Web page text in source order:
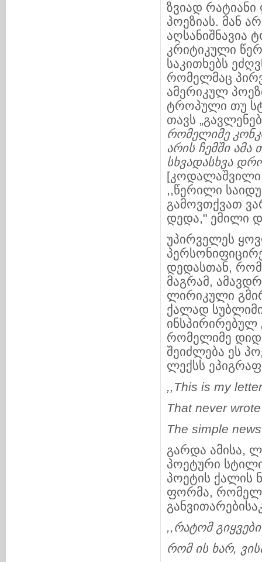
ზვიად
პოეზიას. მან
აღსანიშნავია
კრიტიკული
საკითხებს
რომელმაც
ამერიკულ
ტროპული თუ
თავს
რომელიმე
არის ჩემში ამა
სხვადასხვა
[კოდალაშვილი.
,,წერილი
გამოვთქვათ
დედა," ემილი
უპირველეს
დედასთან,
მაგრამ,
ლირიკული
ქალად
ინსპირირებულ
რომელიმე
შეიძლება ეს
ლექსს
,,This is my
That never
The simple
გარდა ამისა,
პოეტური
პოეტის ქალის
ფორმა,
,,რატომ გიყვები
რომ ის ხარ,